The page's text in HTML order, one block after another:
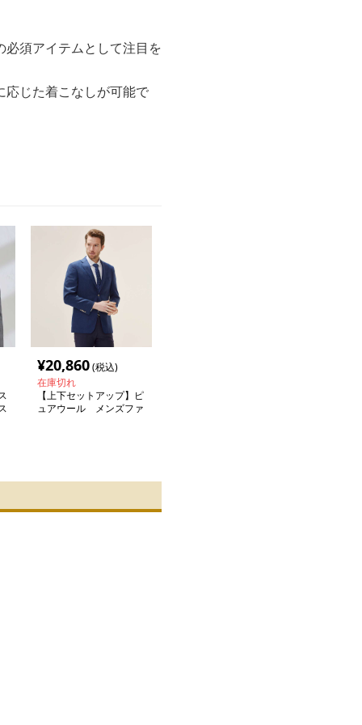
須アイテムとして注目を
応じた着こなしが可能で
¥20,860(税込)
在庫切れ
【上下セットアップ】ピ
ュアウール メンズファ